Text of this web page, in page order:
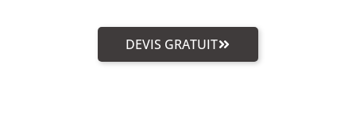
DEVIS GRATUIT